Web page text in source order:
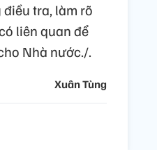
tra, làm rõ
liên quan để
Nhà nước./.
Xuân Tùng